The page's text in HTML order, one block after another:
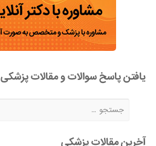
یافتن پاسخ سوالات و مقالات پزشکی
آخرین مقالات پزشکی